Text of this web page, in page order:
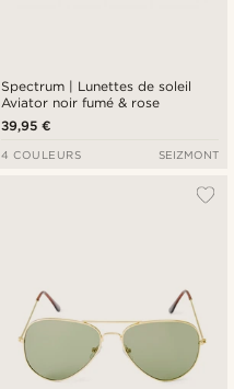
Spectrum | Lunettes de soleil
Aviator noir fumé & rose
39,95 €
4 COULEURS SEIZMONT